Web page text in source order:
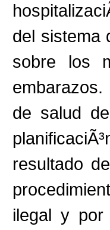
del sistema
sobre los
de salud
resultado
ilegal y por